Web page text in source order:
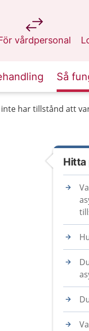
vårdpersonal
på 1177.se
Så
har tillstånd att
Hitta